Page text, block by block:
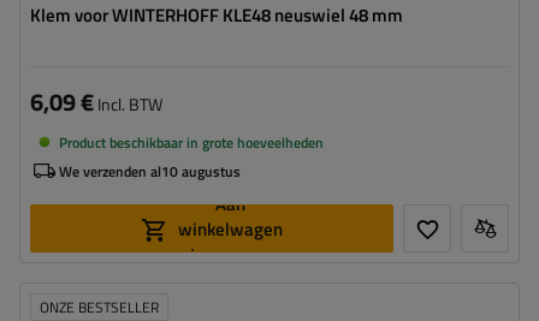
Klem voor WINTERHOFF KLE48 neuswiel 48 mm
6,09 €Incl. BTW
Product beschikbaar in grote hoeveelheden
We verzenden al10 augustus
Aan
winkelwagen
toevoegen
ONZE BESTSELLER